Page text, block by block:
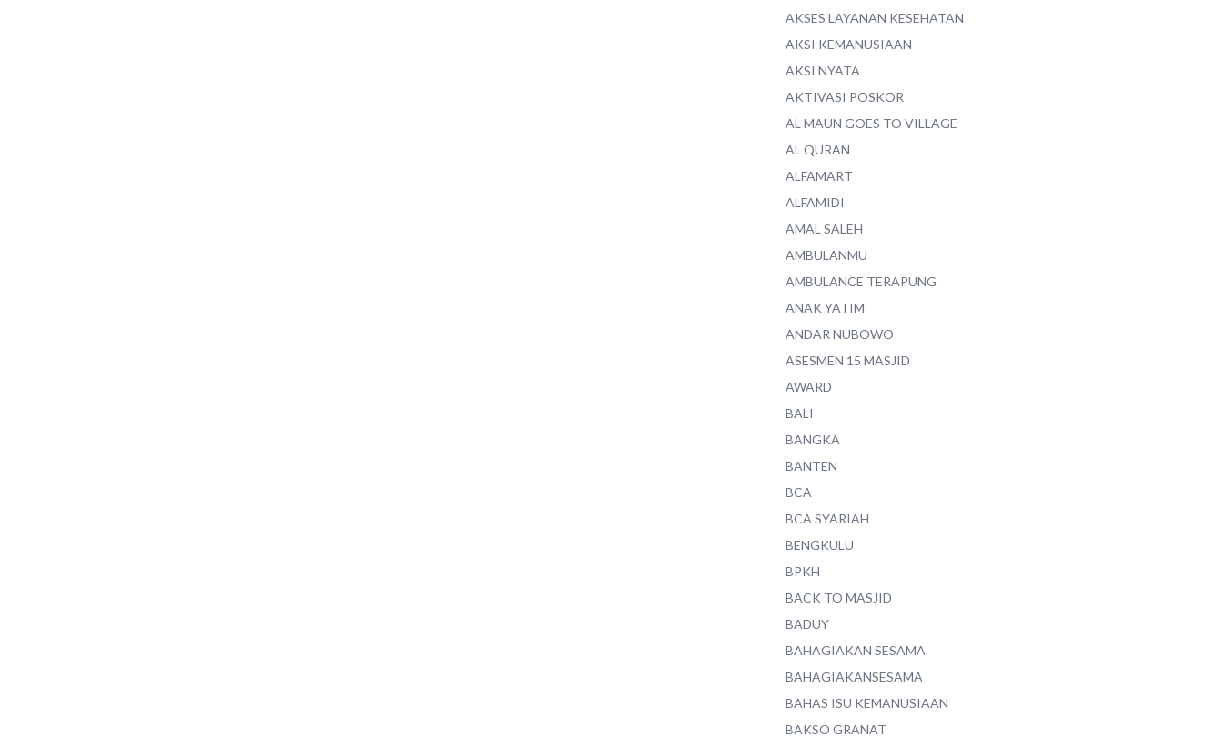
AKSES LAYANAN KESEHATAN
AKSI KEMANUSIAAN
AKSI NYATA
AKTIVASI POSKOR
AL MAUN GOES TO VILLAGE
AL QURAN
ALFAMART
ALFAMIDI
AMAL SALEH
AMBULANMU
AMBULANCE TERAPUNG
ANAK YATIM
ANDAR NUBOWO
ASESMEN 15 MASJID
AWARD
BALI
BANGKA
BANTEN
BCA
BCA SYARIAH
BENGKULU
BPKH
BACK TO MASJID
BADUY
BAHAGIAKAN SESAMA
BAHAGIAKANSESAMA
BAHAS ISU KEMANUSIAAN
BAKSO GRANAT